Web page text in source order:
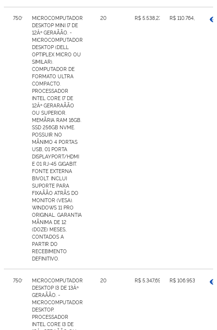
7509579MICROCOMPUTADOR
DESKTOP MINI I7 DE
12Âª GERAÃÃO. -
MICROCOMPUTADOR
DESKTOP (DELL
OPTIPLEX MICRO OU
SIMILAR).
COMPUTADOR DE
FORMATO ULTRA
COMPACTO.
PROCESSADOR
INTEL CORE I7 DE
12Âª GERARAÃÃO
OU SUPERIOR.
MEMÃRIA RAM 16GB.
SSD 256GB NVME.
POSSUIR NO
MÃNIMO 4 PORTAS
USB, 01 PORTA
DISPLAYPORT/HDMI
E 01 RJ-45 GIGABIT.
FONTE EXTERNA
BIVOLT. INCLUI
SUPORTE PARA
FIXAÃÃO ATRÃS DO
MONITOR (VESA).
WINDOWS 11 PRO
ORIGINAL. GARANTIA
MÃNIMA DE 12
(DOZE) MESES,
CONTADOS A
PARTIR DO
RECEBIMENTO
DEFINITIVO.
20 R$ 5.538,23 R$ 110.764,60
7509580MICROCOMPUTADOR
DESKTOP I3 DE 13Âª
GERAÃÃO. -
MICROCOMPUTADOR
DESKTOP.
PROCESSADOR
INTEL CORE I3 DE
20 R$ 5.347,69 R$ 106.953,80